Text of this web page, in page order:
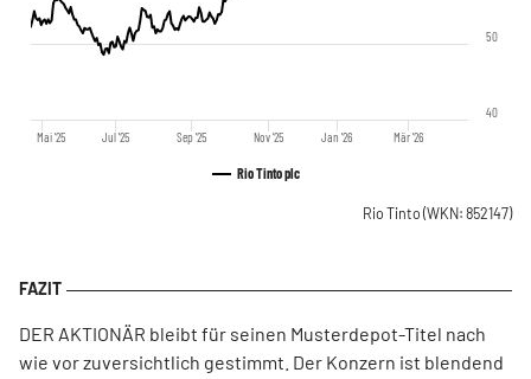
Rio Tinto plc
Mai '25 Jul '25 Sep '25 Nov '25 Jan '26 Mär '26
40
50
Rio Tinto (WKN: 852147)
DER AKTIONÄR bleibt für seinen Musterdepot-Titel nach
wie vor zuversichtlich gestimmt. Der Konzern ist blendend